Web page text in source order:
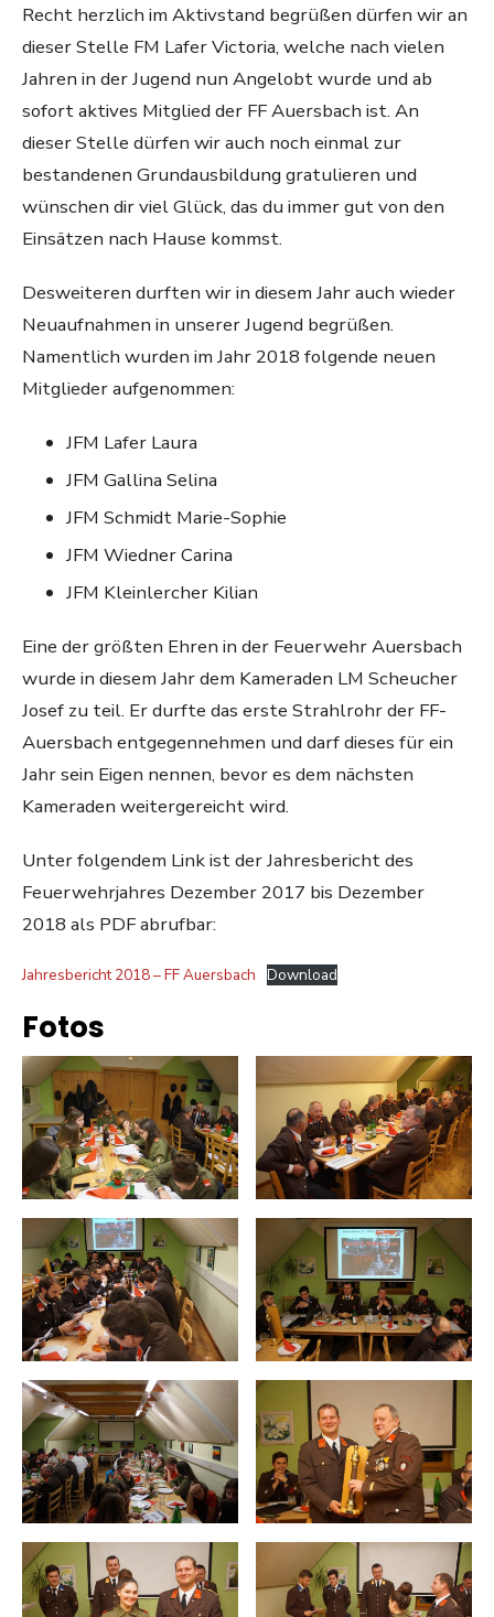
Recht herzlich im Aktivstand begrüßen dürfen wir an
dieser Stelle FM Lafer Victoria, welche nach vielen
Jahren in der Jugend nun Angelobt wurde und ab
sofort aktives Mitglied der FF Auersbach ist. An
dieser Stelle dürfen wir auch noch einmal zur
bestandenen Grundausbildung gratulieren und
wünschen dir viel Glück, das du immer gut von den
Einsätzen nach Hause kommst.
Desweiteren durften wir in diesem Jahr auch wieder
Neuaufnahmen in unserer Jugend begrüßen.
Namentlich wurden im Jahr 2018 folgende neuen
Mitglieder aufgenommen:
JFM Lafer Laura
JFM Gallina Selina
JFM Schmidt Marie-Sophie
JFM Wiedner Carina
JFM Kleinlercher Kilian
Eine der größten Ehren in der Feuerwehr Auersbach
wurde in diesem Jahr dem Kameraden LM Scheucher
Josef zu teil. Er durfte das erste Strahlrohr der FF-
Auersbach entgegennehmen und darf dieses für ein
Jahr sein Eigen nennen, bevor es dem nächsten
Kameraden weitergereicht wird.
Unter folgendem Link ist der Jahresbericht des
Feuerwehrjahres Dezember 2017 bis Dezember
2018 als PDF abrufbar:
Jahresbericht 2018 – FF Auersbach Download
Fotos